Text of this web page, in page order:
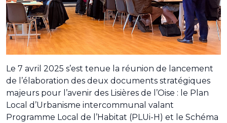
Le 7 avril 2025 s’est tenue la réunion de lancement
de l’élaboration des deux documents stratégiques
majeurs pour l’avenir des Lisières de l’Oise : le Plan
Local d’Urbanisme intercommunal valant
Programme Local de l’Habitat (PLUi-H) et le Schéma